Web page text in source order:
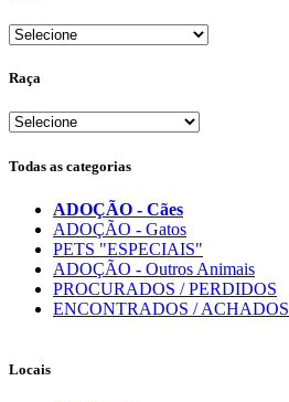
Raça
Todas as categorias
ADOÇÃO - Cães
ADOÇÃO - Gatos
PETS "ESPECIAIS"
ADOÇÃO - Outros Animais
PROCURADOS / PERDIDOS
ENCONTRADOS / ACHADOS
Locais